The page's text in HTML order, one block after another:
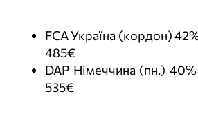
FCA Україна (кордон)
485€
DAP Німеччина (пн.)
535€